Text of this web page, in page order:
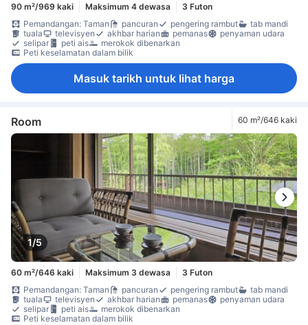
90 m²/969 kaki Maksimum 4 dewasa
3 Futon
Pemandangan: Taman
pancuran pengering rambut
tab mandi
tuala
televisyen akhbar harian pemanas
penyaman udara
selipar
peti ais
merokok dibenarkan
Peti keselamatan dalam bilik
Masuk tarikh untuk lihat harga
Room 60 m²/646 kaki
1/5
60 m²/646 kaki Maksimum 3 dewasa
3 Futon
Pemandangan: Taman
pancuran pengering rambut
tab mandi
tuala
televisyen akhbar harian pemanas
penyaman udara
selipar
peti ais
merokok dibenarkan
Peti keselamatan dalam bilik